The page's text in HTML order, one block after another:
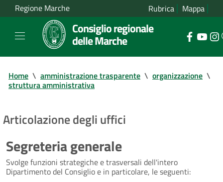
Regione Marche Rubrica Mappa
Consiglio regionale
delle Marche
Home \ amministrazione trasparente \ organizzazione \
struttura amministrativa
Articolazione degli uffici
Segreteria generale
Svolge funzioni strategiche e trasversali dell'intero
Dipartimento del Consiglio e in particolare, le seguenti: